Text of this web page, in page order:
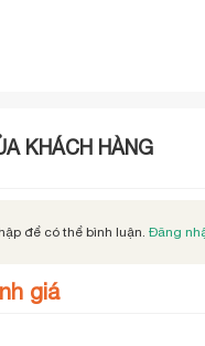
KHÁCH HÀNG
để có thể bình luận. Đăng
giá